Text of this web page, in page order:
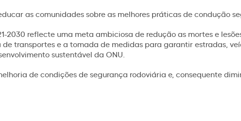
as comunidades sobre as melhores práticas de condução
2030 reflecte uma meta ambiciosa de redução as mortes e
transportes e a tomada de medidas para garantir estradas,
sustentável da ONU.
de condições de segurança rodoviária e, consequente